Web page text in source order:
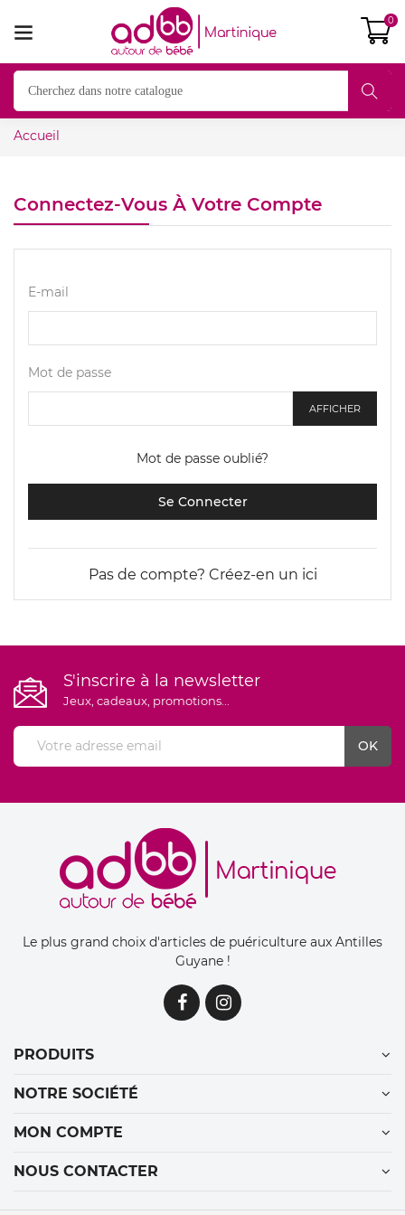
0
Accueil
Connectez-Vous À Votre Compte
E-mail
Mot de passe
AFFICHER
Mot de passe oublié?
Se Connecter
Pas de compte? Créez-en un ici
S'inscrire à la newsletter
Jeux, cadeaux, promotions...
Le plus grand choix d'articles de puériculture aux Antilles
Guyane !
PRODUITS
NOTRE SOCIÉTÉ
MON COMPTE
NOUS CONTACTER